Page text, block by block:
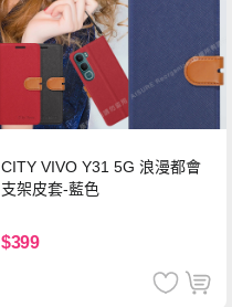
CITY VIVO Y31 5G 浪漫都會
支架皮套-藍色
$399